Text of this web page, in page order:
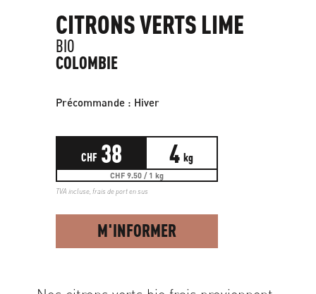
CITRONS VERTS LIME
BIO
COLOMBIE
Précommande : Hiver
CHF 38 4 kg
CHF 9.50 / 1 kg
TVA incluse, frais de port en sus
M'INFORMER